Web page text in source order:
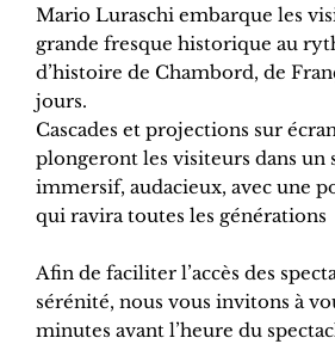
Mario Luraschi embarque les
grande fresque historique au
d’histoire de Chambord, de
jours.
Cascades et projections sur
plongeront les visiteurs dans un
immersif, audacieux, avec une
qui ravira toutes les générations
Afin de faciliter l’accès des
sérénité, nous vous invitons à
minutes avant l’heure du